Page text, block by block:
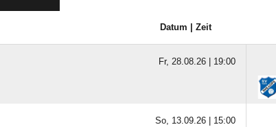
Datum | Zeit
Fr, 28.08.26 | 19:00
So, 13.09.26 | 15:00